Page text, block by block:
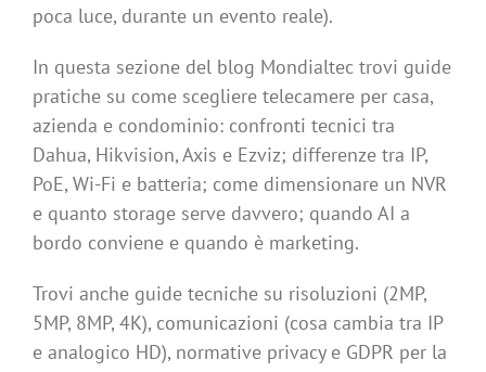
poca luce, durante un evento reale).
In questa sezione del blog Mondialtec trovi guide
pratiche su come scegliere telecamere per casa,
azienda e condominio: confronti tecnici tra
Dahua, Hikvision, Axis e Ezviz; differenze tra IP,
PoE, Wi-Fi e batteria; come dimensionare un NVR
e quanto storage serve davvero; quando AI a
bordo conviene e quando è marketing.
Trovi anche guide tecniche su risoluzioni (2MP,
5MP, 8MP, 4K), comunicazioni (cosa cambia tra IP
e analogico HD), normative privacy e GDPR per la